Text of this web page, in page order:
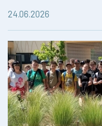
24.06.2026